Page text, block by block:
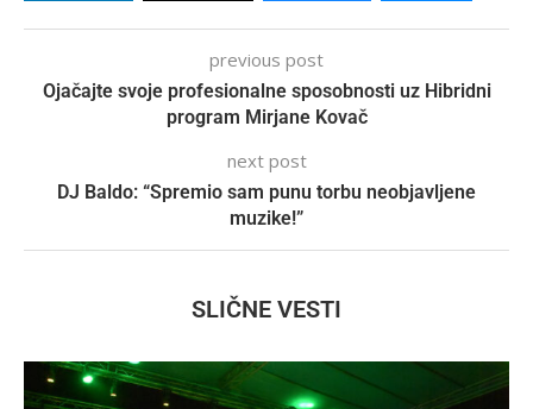
previous post
Ojačajte svoje profesionalne sposobnosti uz Hibridni
program Mirjane Kovač
next post
DJ Baldo: “Spremio sam punu torbu neobjavljene
muzike!”
SLIČNE VESTI